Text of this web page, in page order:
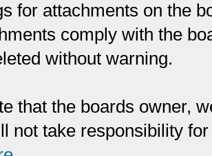
for attachments on the
comply with the
without warning.
that the boards owner,
not take responsibility